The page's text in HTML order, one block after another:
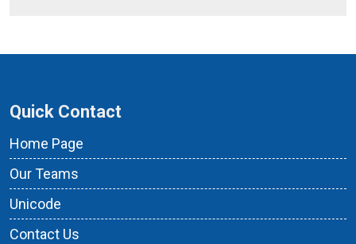
Quick Contact
Home Page
Our Teams
Unicode
Contact Us